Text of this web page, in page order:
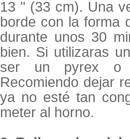
13 " (33 cm). Una
borde con la forma
durante unos 30
bien. Si utilizaras
ser un pyrex o
Recomiendo dejar
ya no esté tan
meter al horno.